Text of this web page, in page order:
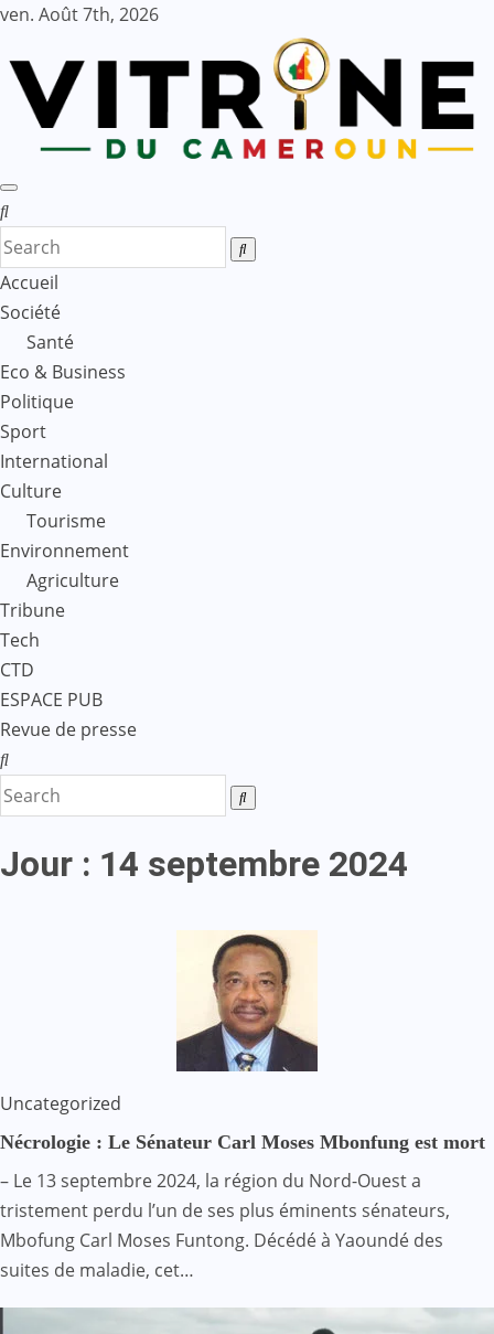
Skip
content
ven. Août 7th, 2026
Accueil
Société
Santé
Eco & Business
Politique
Sport
International
Culture
Tourisme
Environnement
Agriculture
Tribune
Tech
CTD
ESPACE PUB
Revue de presse
Jour : 14 septembre 2024
Uncategorized
Nécrologie : Le Sénateur Carl Moses Mbonfung est mort
– Le 13 septembre 2024, la région du Nord-Ouest a
tristement perdu l’un de ses plus éminents sénateurs,
Mbofung Carl Moses Funtong. Décédé à Yaoundé des
suites de maladie, cet…